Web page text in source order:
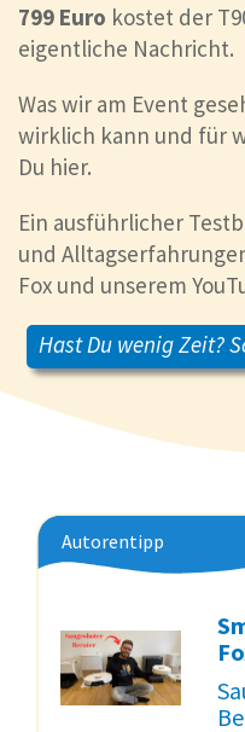
799 Euro kostet der
eigentliche Nachricht.
Was wir am Event
wirklich kann und für
Du hier.
Ein ausführlicher
und
Fox und unserem
Hast Du wenig Zeit?
Autorentipp